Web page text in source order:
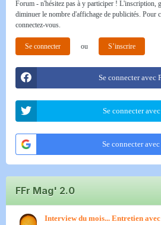
Forum - n'hésitez pas à y participer ! L'inscription,
diminuer le nombre d'affichage de publicités. Pour
connectez-vous.
Se connecter ou S’inscrire
Se connecter avec
Se connecter
Se connecter
FFr Mag' 2.0
Interview du mois... Entretien